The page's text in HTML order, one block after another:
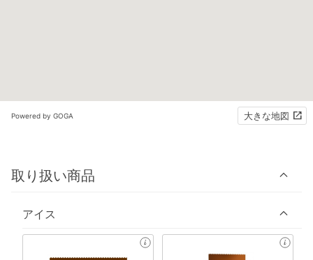
Powered by GOGA 大きな地図
取り扱い商品
アイス